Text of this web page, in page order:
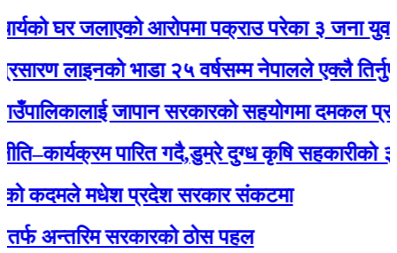
घर जलाएको आरोपमा पक्राउ परेका ३ जना
भाडा २५ वर्षसम्म नेपालले एक्‍लै तिर्नुपर्ने’
जापान सरकारको सहयोगमा दमकल प्रदान
पारित गदै,डुम्रे दुग्ध कृषि सहकारीको ३२ औं
मधेश प्रदेश सरकार संकटमा
सरकारको ठोस पहल